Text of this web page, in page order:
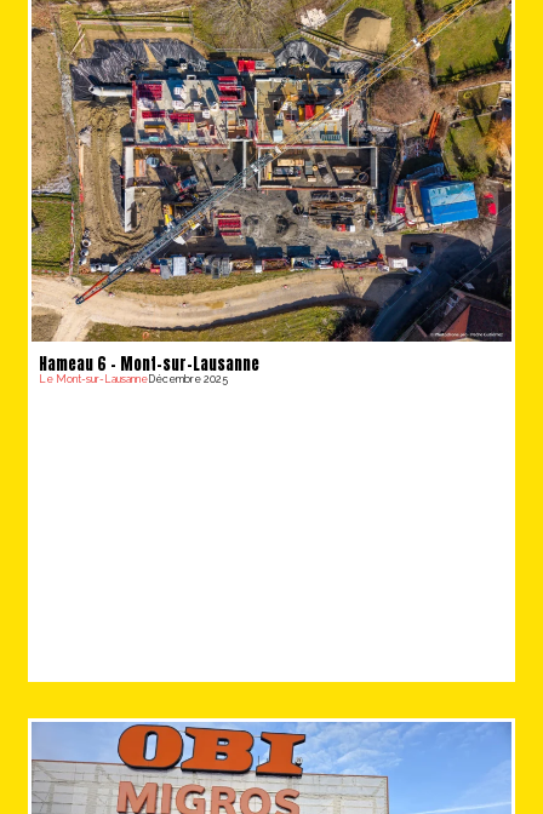
Hameau 6 – Mont-sur-Lausanne
Le Mont-sur-LausanneDécembre 2025